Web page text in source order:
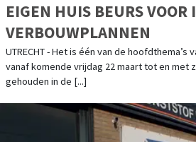
EIGEN HUIS BEURS VOOR
VERBOUWPLANNEN
UTRECHT - Het is één van de hoofdthema’s
vanaf komende vrijdag 22 maart tot en met
gehouden in de [...]